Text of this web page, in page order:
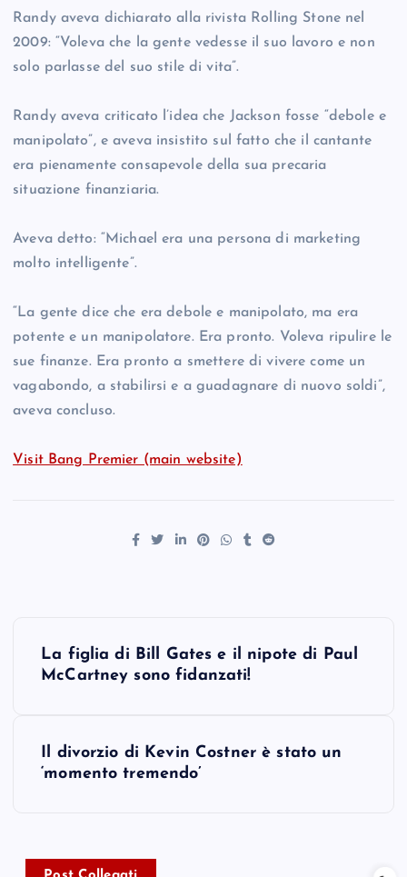
Randy aveva dichiarato alla rivista Rolling Stone nel
2009: “Voleva che la gente vedesse il suo lavoro e non
solo parlasse del suo stile di vita”.
Randy aveva criticato l’idea che Jackson fosse “debole e
manipolato”, e aveva insistito sul fatto che il cantante
era pienamente consapevole della sua precaria
situazione finanziaria.
Aveva detto: “Michael era una persona di marketing
molto intelligente”.
“La gente dice che era debole e manipolato, ma era
potente e un manipolatore. Era pronto. Voleva ripulire le
sue finanze. Era pronto a smettere di vivere come un
vagabondo, a stabilirsi e a guadagnare di nuovo soldi”,
aveva concluso.
Visit Bang Premier (main website)
a
La figlia di Bill Gates e il nipote di Paul
McCartney sono fidanzati!
Il divorzio di Kevin Costner è stato un
‘momento tremendo’